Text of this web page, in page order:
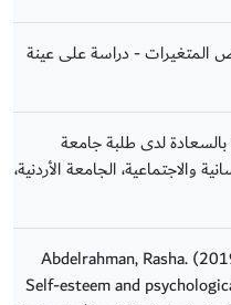
المتغيرات - دراسة على عينة
بالسعادة لدى طلبة جامعة
والاجتماعية، الجامعة الأردنية،
• Abdelrahman, Rasha.
Self-esteem and